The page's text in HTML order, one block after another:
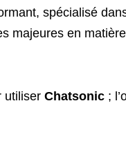
spécialisé
majeures en
utiliserChatsonic ;